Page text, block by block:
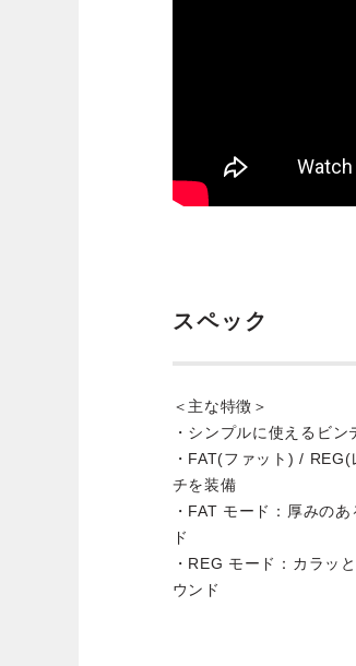
スペック
＜主な特徴＞
・シンプルに使えるビ
・FAT(ファット) /
チを装備
・FAT モード：厚みの
ド
・REG モード：カラッ
ウンド